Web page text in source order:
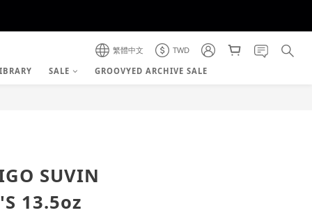
繁體中文
TWD
SALE GROOVYED ARCHIVE SALE
SUVIN
13.5oz